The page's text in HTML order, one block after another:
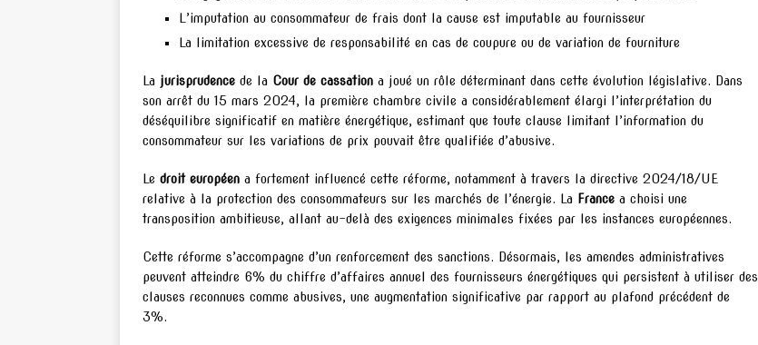
L’imputation au consommateur de frais dont la cause est imputable au fournisseur
La limitation excessive de responsabilité en cas de coupure ou de variation de fourniture
La jurisprudence de la Cour de cassation a joué un rôle déterminant dans cette évolution législative. Dans
son arrêt du 15 mars 2024, la première chambre civile a considérablement élargi l’interprétation du
déséquilibre significatif en matière énergétique, estimant que toute clause limitant l’information du
consommateur sur les variations de prix pouvait être qualifiée d’abusive.
Le droit européen a fortement influencé cette réforme, notamment à travers la directive 2024/18/UE
relative à la protection des consommateurs sur les marchés de l’énergie. La France a choisi une
transposition ambitieuse, allant au-delà des exigences minimales fixées par les instances européennes.
Cette réforme s’accompagne d’un renforcement des sanctions. Désormais, les amendes administratives
peuvent atteindre 6% du chiffre d’affaires annuel des fournisseurs énergétiques qui persistent à utiliser des
clauses reconnues comme abusives, une augmentation significative par rapport au plafond précédent de
3%.